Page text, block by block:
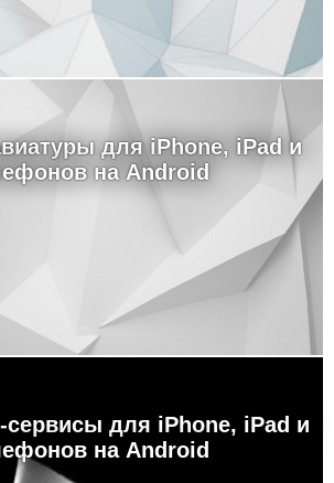
для iPhone, iPad и
на Android
сервисы для iPhone, iPad и
на Android